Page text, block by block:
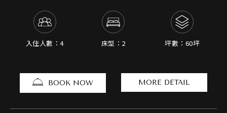
入住人數：4 床型：2 坪數：60坪
BOOK NOW MORE DETAIL